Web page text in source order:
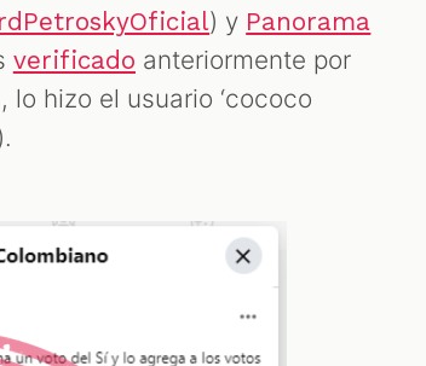
) y Panorama
verificado anteriormente por
hizo el usuario ‘cococo